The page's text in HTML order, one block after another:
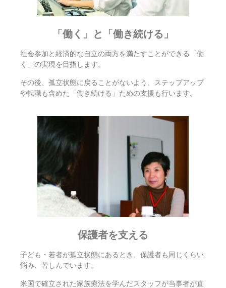
「働く」と「働き続ける」
社会参加と経済的な自立の両方を満たすことができる「働
く」の実現を目指します。
その後、孤立状態に戻ることがないよう、ステップアップ
や転職も含めた「働き続ける」ための支援も行います。
保護者を支える
子ども・若者が孤立状態にあるとき、保護者も同じくらい
悩み、苦しんでいます。
米国で確立された家族療法を学んだスタッフが当事者が直